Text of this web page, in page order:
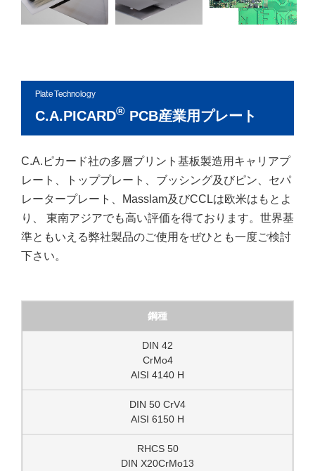
Plate Technology
C.A.PICARD® PCB産業用プレート
C.A.ピカード社の多層プリント基板製造用キャリアプ
レート、トッププレート、ブッシング及びピン、セパ
レータープレート、Masslam及びCCLは欧米はもとよ
り、 東南アジアでも高い評価を得ております。世界基
準ともいえる弊社製品のご使用をぜひとも一度ご検討
下さい。
鋼種
DIN 42
CrMo4
AISI 4140 H
DIN 50 CrV4
AISI 6150 H
RHCS 50
DIN X20CrMo13